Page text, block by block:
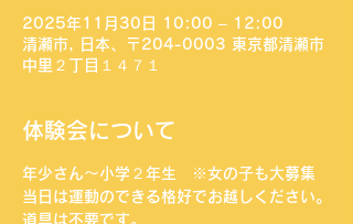
2025年11月30日 10:00 – 12:00
清瀬市, 日本、〒204-0003 東京都清瀬市
中里２丁目１４７１
体験会について
年少さん〜小学２年生　※女の子も大募集
当日は運動のできる格好でお越しください。
道具は不要です。